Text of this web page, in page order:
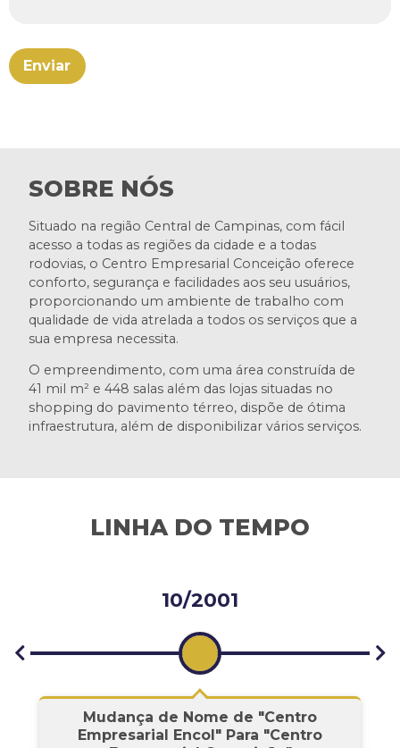
SOBRE NÓS
Situado na região Central de Campinas, com fácil
acesso a todas as regiões da cidade e a todas
rodovias, o Centro Empresarial Conceição oferece
conforto, segurança e facilidades aos seu usuários,
proporcionando um ambiente de trabalho com
qualidade de vida atrelada a todos os serviços que a
sua empresa necessita.
O empreendimento, com uma área construída de
41 mil m² e 448 salas além das lojas situadas no
shopping do pavimento térreo, dispõe de ótima
infraestrutura, além de disponibilizar vários serviços.
LINHA DO TEMPO
10/2001
Mudança de Nome de "Centro
Empresarial Encol" Para "Centro